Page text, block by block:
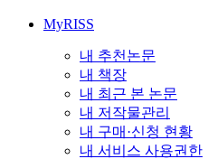
MyRISS
내 추천논문
내 책장
내 최근 본 논문
내 저작물관리
내 구매·신청 현황
내 서비스 사용권한